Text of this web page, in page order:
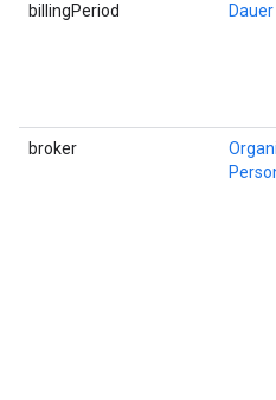
billingPeriod Dauer
broker